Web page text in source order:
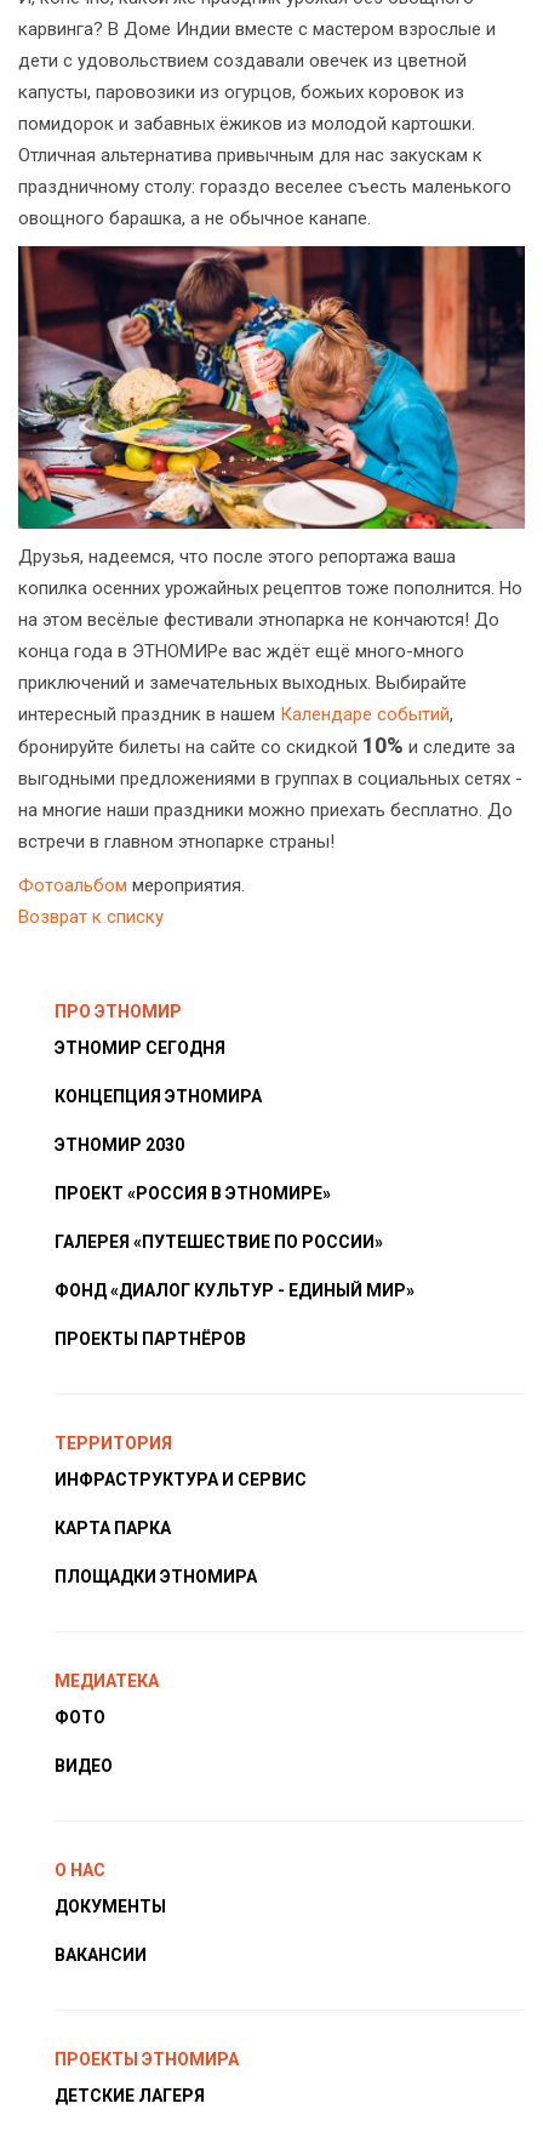
карвинга? В Доме Индии вместе с мастером взрослые и
дети с удовольствием создавали овечек из цветной
капусты, паровозики из огурцов, божьих коровок из
помидорок и забавных ёжиков из молодой картошки.
Отличная альтернатива привычным для нас закускам к
праздничному столу: гораздо веселее съесть маленького
овощного барашка, а не обычное канапе.
Друзья, надеемся, что после этого репортажа ваша
копилка осенних урожайных рецептов тоже пополнится. Но
на этом весёлые фестивали этнопарка не кончаются! До
конца года в ЭТНОМИРе вас ждёт ещё много-много
приключений и замечательных выходных. Выбирайте
интересный праздник в нашем Календаре событий,
бронируйте билеты на сайте со скидкой 10% и следите за
выгодными предложениями в группах в социальных сетях -
на многие наши праздники можно приехать бесплатно. До
встречи в главном этнопарке страны!
Фотоальбом мероприятия.
Возврат к списку
ПРО ЭТНОМИР
ЭТНОМИР СЕГОДНЯ
КОНЦЕПЦИЯ ЭТНОМИРА
ЭТНОМИР 2030
ПРОЕКТ «РОССИЯ В ЭТНОМИРЕ»
ГАЛЕРЕЯ «ПУТЕШЕСТВИЕ ПО РОССИИ»
ФОНД «ДИАЛОГ КУЛЬТУР - ЕДИНЫЙ МИР»
ПРОЕКТЫ ПАРТНЁРОВ
ТЕРРИТОРИЯ
ИНФРАСТРУКТУРА И СЕРВИС
КАРТА ПАРКА
ПЛОЩАДКИ ЭТНОМИРА
МЕДИАТЕКА
ФОТО
ВИДЕО
О НАС
ДОКУМЕНТЫ
ВАКАНСИИ
ПРОЕКТЫ ЭТНОМИРА
ДЕТСКИЕ ЛАГЕРЯ